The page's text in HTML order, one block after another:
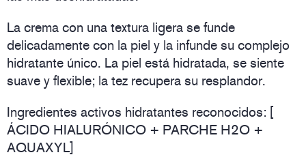
La crema con una textura ligera se funde
delicadamente con la piel y la infunde su complejo
hidratante único. La piel está hidratada, se siente
suave y flexible; la tez recupera su resplandor.
Ingredientes activos hidratantes reconocidos: [
ÁCIDO HIALURÓNICO + PARCHE H2O +
AQUAXYL]